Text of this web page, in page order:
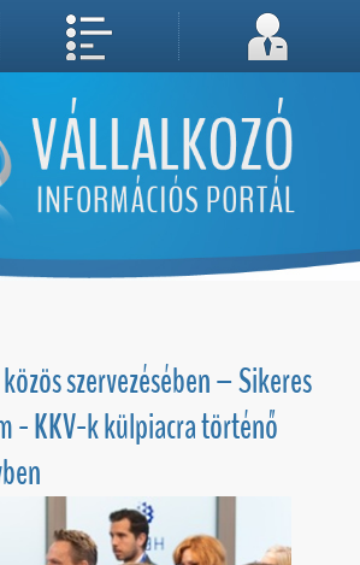
kat (sütiket) tároljunk számítógépén. A sütik a weboldal megfelelő működéséhez
Megértettem, folytatás...
közös szervezésében – Sikeres
- KKV-k külpiacra történő